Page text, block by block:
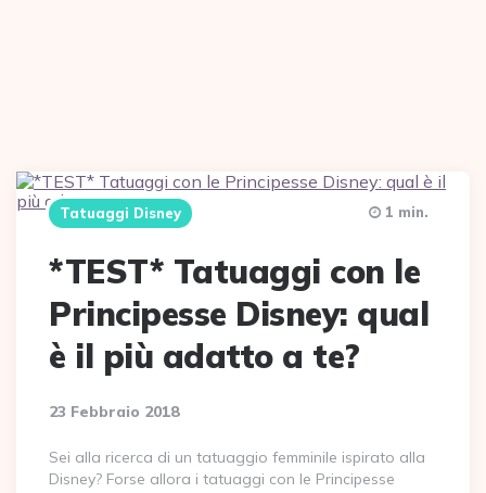
Tatuaggi Disney
*TEST* Tatuaggi con le
Principesse Disney: qual
è il più adatto a te?
23 Febbraio 2018
1 min.
Sei alla ricerca di un tatuaggio femminile ispirato alla
Disney? Forse allora i tatuaggi con le Principesse